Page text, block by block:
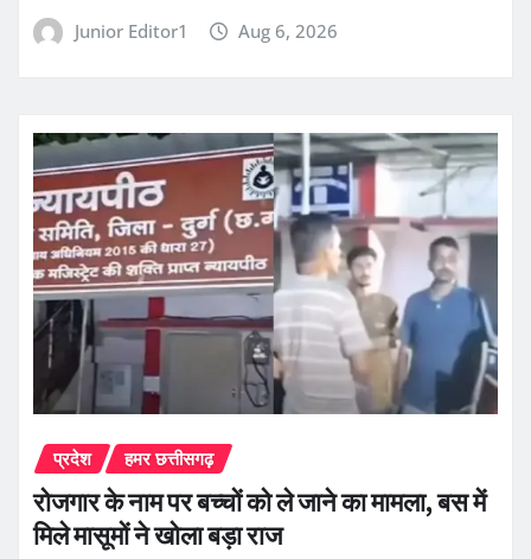
Junior Editor1 Aug 6, 2026
प्रदेश हमर छत्तीसगढ़
रोजगार के नाम पर बच्चों को ले जाने का मामला, बस में
मिले मासूमों ने खोला बड़ा राज